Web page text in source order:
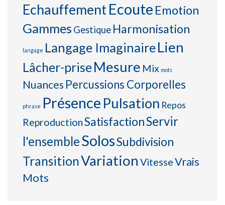
EchauffementEcoute Emotion
Gammes Gestique Harmonisation
langage Langage ImaginaireLien
Lâcher-priseMesure Mix mots
Nuances Percussions Corporelles
phrase Présence Pulsation Repos
ReproductionSatisfactionServir
l'ensembleSolosSubdivision
TransitionVariation VitesseVrais
Mots